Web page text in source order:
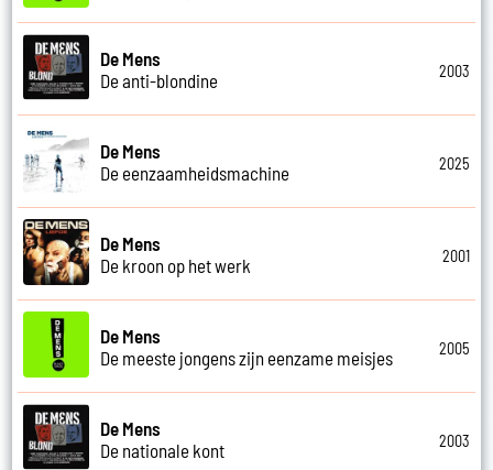
De Mens
De anti-blondine
2003
De Mens
De eenzaamheidsmachine
2025
De Mens
De kroon op het werk
2001
De Mens
De meeste jongens zijn eenzame meisjes
2005
De Mens
De nationale kont
2003